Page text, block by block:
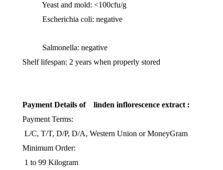
Yeast and mold: <100cfu/g
Escherichia coli: negative
Salmonella: negative
Shelf lifespan: 2 years when properly stored
Payment Details of linden inflorescence extract :
Payment Terms:
L/C, T/T, D/P, D/A, Western Union or MoneyGram
Minimum Order:
1 to 99 Kilogram